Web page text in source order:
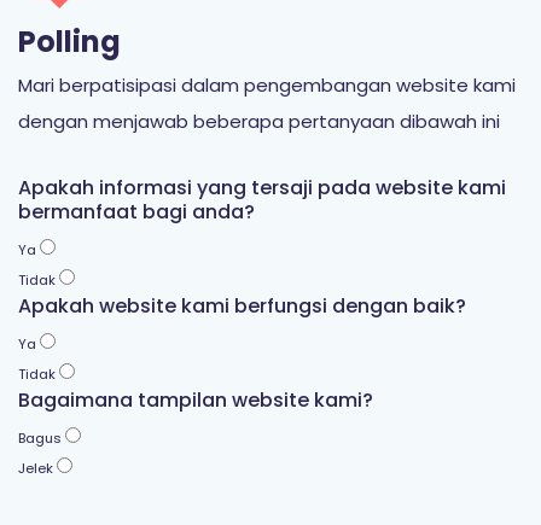
Polling
Mari berpatisipasi dalam pengembangan website kami
dengan menjawab beberapa pertanyaan dibawah ini
Apakah informasi yang tersaji pada website kami
bermanfaat bagi anda?
Ya
Tidak
Apakah website kami berfungsi dengan baik?
Ya
Tidak
Bagaimana tampilan website kami?
Bagus
Jelek